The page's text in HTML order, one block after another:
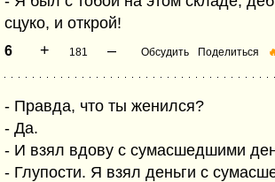
сцуко, и открой!
6 + 181 – Обсудить Поделиться
- Правда, что ты женился?
- Да.
- И взял вдову с сумасшедшими
- Глупости. Я взял деньги с